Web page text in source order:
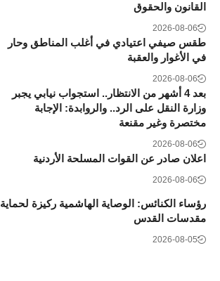
القانون والحقوق
2026-08-06
طقس صيفي اعتيادي في أغلب المناطق وحار
في الأغوار والعقبة
2026-08-06
بعد 4 أشهر من الانتظار.. استجواب نيابي يجبر
وزارة النقل على الرد.. والروابدة: الإجابة
مختصرة وغير مقنعة
2026-08-06
اعلان صادر عن القوات المسلحة الأردنية
2026-08-06
رؤساء الكنائس: الوصاية الهاشمية ركيزة لحماية
مقدسات القدس
2026-08-05